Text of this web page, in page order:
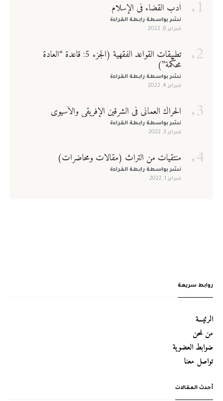
أدب القضاء في الإسلام
نشر بواسطة رابطة القراءة
فبراير 8, 2022
تطبيقات القواعد الفقهية (الجزء 5: قاعدة “العادة
محكّمة”)
نشر بواسطة رابطة القراءة
فبراير 4, 2022
الحراك العماني في الشرقين الإفريقي والآسيوي
نشر بواسطة رابطة القراءة
فبراير 3, 2022
منتقيات من التراث (مقالات ومحاضرات)
نشر بواسطة رابطة القراءة
فبراير 1, 2022
روابط سريعة
الرئيسة
من نحن
ضوابط العضوية
تواصل معنا
أحدث المقالات
تذكرني
اسم المستخدم*
البريد الإلكتروني*
تأكيد كلمة المرور
أوافق وألتزم بضوابط العضوية، لقراءة ضوابط العوضية يرجى الضغط